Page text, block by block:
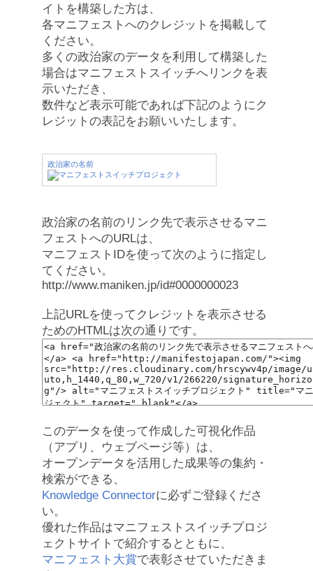
イトを構築した方は、
各マニフェストへのクレジットを掲載して
ください。
多くの政治家のデータを利用して構築した
場合はマニフェストスイッチへリンクを表
示いただき、
数件など表示可能であれば下記のようにク
レジットの表記をお願いいたします。
政治家の名前
政治家の名前のリンク先で表示させるマニ
フェストへのURLは、
マニフェストIDを使って次のように指定し
てください。
http://www.maniken.jp/id#0000000023
上記URLを使ってクレジットを表示させる
ためのHTMLは次の通りです。
このデータを使って作成した可視化作品
（アプリ、ウェブページ等）は、
オープンデータを活用した成果等の集約・
検索ができる、
Knowledge Connectorに必ずご登録くださ
い。
優れた作品はマニフェストスイッチプロジ
ェクトサイトで紹介するとともに、
マニフェスト大賞で表彰させていただきま